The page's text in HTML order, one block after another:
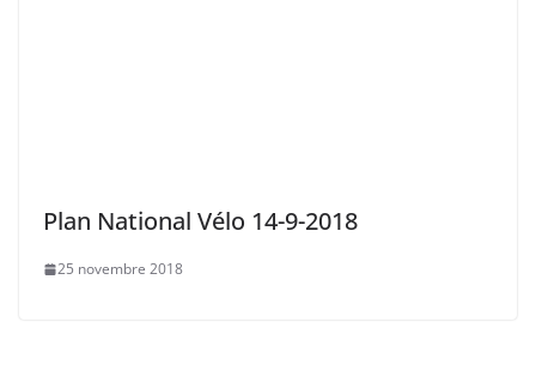
Plan National Vélo 14-9-2018
25 novembre 2018